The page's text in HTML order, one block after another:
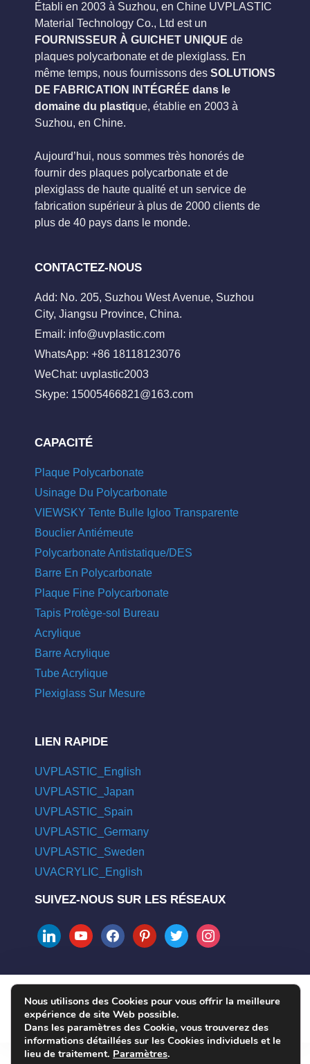
Établi en 2003 à Suzhou, en Chine UVPLASTIC
Material Technology Co., Ltd est un
FOURNISSEUR À GUICHET UNIQUE de
plaques polycarbonate et de plexiglass. En
même temps, nous fournissons des SOLUTIONS
DE FABRICATION INTÉGRÉE dans le
domaine du plastique, établie en 2003 à
Suzhou, en Chine.
Aujourd’hui, nous sommes très honorés de
fournir des plaques polycarbonate et de
plexiglass de haute qualité et un service de
fabrication supérieur à plus de 2000 clients de
plus de 40 pays dans le monde.
CONTACTEZ-NOUS
Add: No. 205, Suzhou West Avenue, Suzhou
City, Jiangsu Province, China.
Email: info@uvplastic.com
WhatsApp: +86 18118123076
WeChat: uvplastic2003
Skype: 15005466821@163.com
CAPACITÉ
Plaque Polycarbonate
Usinage Du Polycarbonate
VIEWSKY Tente Bulle Igloo Transparente
Bouclier Antiémeute
Polycarbonate Antistatique/DES
Barre En Polycarbonate
Plaque Fine Polycarbonate
Tapis Protège-sol Bureau
Acrylique
Barre Acrylique
Tube Acrylique
Plexiglass Sur Mesure
LIEN RAPIDE
UVPLASTIC_English
UVPLASTIC_Japan
UVPLASTIC_Spain
UVPLASTIC_Germany
UVPLASTIC_Sweden
UVACRYLIC_English
SUIVEZ-NOUS SUR LES RÉSEAUX
linkedinyoutubefacebookpinteresttwitter instagram
COPYRIGHT © 2004 - 2026 UVPLASTIC MATERIAL TECHNOLOGY
CO., LTD. ALL RIGHTS RESERVED
Nous utilisons des Cookies pour vous offrir la meilleure
expérience de site Web possible.
Dans les paramètres des Cookie, vous trouverez des
informations détaillées sur les Cookies individuels et le
lieu de traitement. Paramètres.